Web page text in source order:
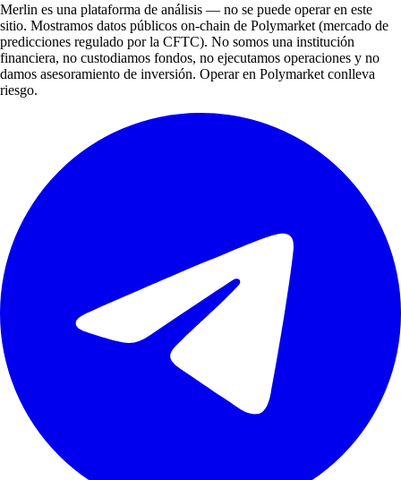
Merlin es una plataforma de análisis — no se puede operar en este
sitio. Mostramos datos públicos on-chain de Polymarket (mercado de
predicciones regulado por la CFTC). No somos una institución
financiera, no custodiamos fondos, no ejecutamos operaciones y no
damos asesoramiento de inversión. Operar en Polymarket conlleva
riesgo.